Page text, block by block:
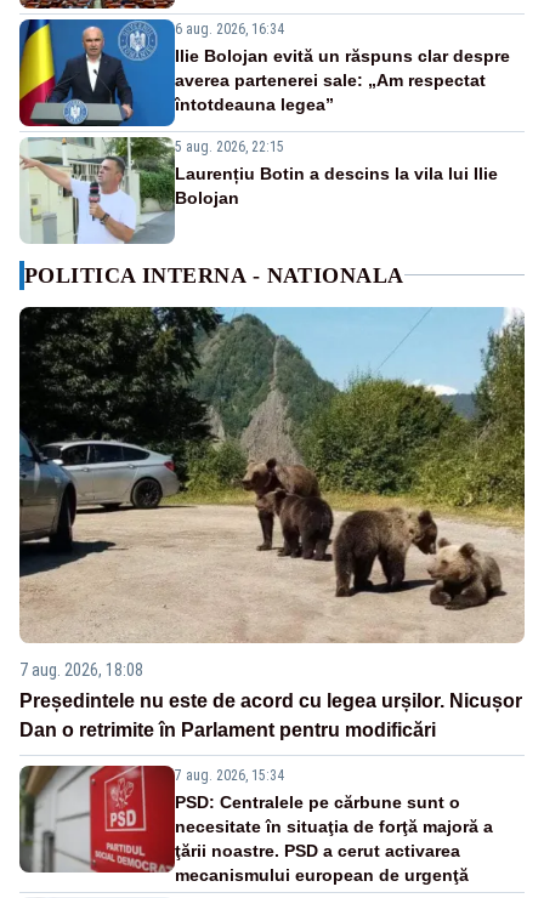
6 aug. 2026, 16:34
Ilie Bolojan evită un răspuns clar despre
averea partenerei sale: „Am respectat
întotdeauna legea”
5 aug. 2026, 22:15
Laurențiu Botin a descins la vila lui Ilie
Bolojan
POLITICA INTERNA - NATIONALA
7 aug. 2026, 18:08
Președintele nu este de acord cu legea urșilor. Nicușor
Dan o retrimite în Parlament pentru modificări
7 aug. 2026, 15:34
PSD: Centralele pe cărbune sunt o
necesitate în situaţia de forţă majoră a
ţării noastre. PSD a cerut activarea
mecanismului european de urgenţă